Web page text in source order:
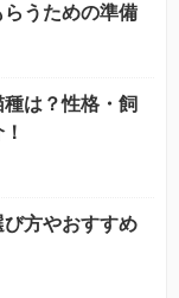
うための準備
は？性格・飼
方やおすすめ